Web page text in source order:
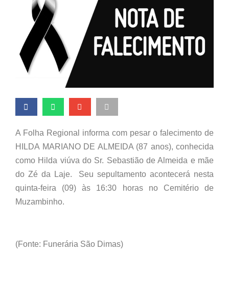
A Folha Regional informa com pesar o falecimento de
HILDA MARIANO DE ALMEIDA (87 anos), conhecida
como Hilda viúva do Sr. Sebastião de Almeida e mãe
do Zé da Laje. Seu sepultamento acontecerá nesta
quinta-feira (09) às 16:30 horas no Cemitério de
Muzambinho.
(Fonte: Funerária São Dimas)